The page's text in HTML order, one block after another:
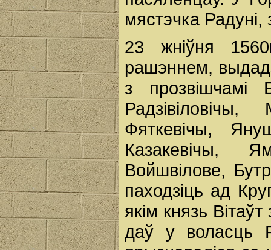
мястэчка Радуні,
23 жніўня
рашэннем,
з прозвішчамі
Фяткевічы,
Казакевічы,
Войшвілове,
паходзіць ад
якім князь
даў у воласць